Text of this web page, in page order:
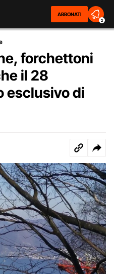
ABBONATI
2
forchettoni
il 28
esclusivo di